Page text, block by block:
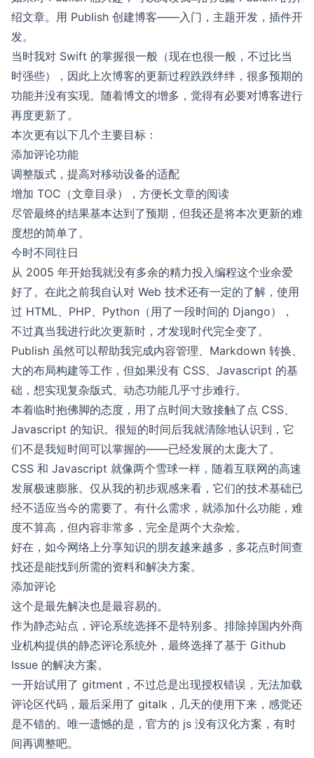
绍文章。用 Publish 创建博客——入门 ， 主题开发 ， 插件开
发。
当时我对 Swift 的掌握很一般（现在也很一般，不过比当
时强些），因此上次博客的更新过程跌跌绊绊，很多预期的
功能并没有实现。随着博文的增多，觉得有必要对博客进行
再度更新了。
本次更有以下几个主要目标：
添加评论功能
调整版式，提高对移动设备的适配
增加 TOC（文章目录），方便长文章的阅读
尽管最终的结果基本达到了预期，但我还是将本次更新的难
度想的简单了。
今时不同往日
从 2005 年开始我就没有多余的精力投入编程这个业余爱
好了。在此之前我自认对 Web 技术还有一定的了解，使用
过 HTML、PHP、Python（用了一段时间的 Django），
不过真当我进行此次更新时，才发现时代完全变了。
Publish 虽然可以帮助我完成内容管理、Markdown 转换、
大的布局构建等工作，但如果没有 CSS、Javascript 的基
础，想实现复杂版式、动态功能几乎寸步难行。
本着临时抱佛脚的态度，用了点时间大致接触了点 CSS、
Javascript 的知识。很短的时间后我就清除地认识到，它
们不是我短时间可以掌握的——已经发展的太庞大了。
CSS 和 Javascript 就像两个雪球一样，随着互联网的高速
发展极速膨胀。仅从我的初步观感来看，它们的技术基础已
经不适应当今的需要了。有什么需求，就添加什么功能，难
度不算高，但内容非常多，完全是两个大杂烩。
好在，如今网络上分享知识的朋友越来越多，多花点时间查
找还是能找到所需的资料和解决方案。
添加评论
这个是最先解决也是最容易的。
作为静态站点，评论系统选择不是特别多。排除掉国内外商
业机构提供的静态评论系统外，最终选择了基于 Github
Issue 的解决方案。
一开始试用了 gitment ，不过总是出现授权错误，无法加载
评论区代码，最后采用了 gitalk ，几天的使用下来，感觉还
是不错的。唯一遗憾的是，官方的 js 没有汉化方案，有时
间再调整吧。